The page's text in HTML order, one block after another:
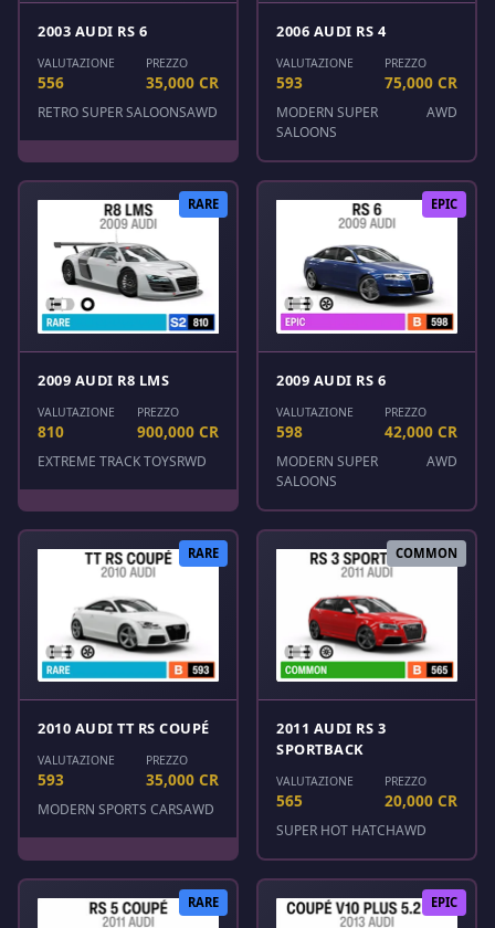
2003 AUDI RS 6
VALUTAZIONE
556
PREZZO
35,000 CR
RETRO SUPER SALOONSAWD
2006 AUDI RS 4
VALUTAZIONE
593
PREZZO
75,000 CR
MODERN SUPER
SALOONS
AWD
RARE
2009 AUDI R8 LMS
VALUTAZIONE
810
PREZZO
900,000 CR
EXTREME TRACK TOYSRWD
EPIC
2009 AUDI RS 6
VALUTAZIONE
598
PREZZO
42,000 CR
MODERN SUPER
SALOONS
AWD
RARE
2010 AUDI TT RS COUPÉ
VALUTAZIONE
593
PREZZO
35,000 CR
MODERN SPORTS CARSAWD
COMMON
2011 AUDI RS 3
SPORTBACK
VALUTAZIONE
565
PREZZO
20,000 CR
SUPER HOT HATCHAWD
RARE EPIC